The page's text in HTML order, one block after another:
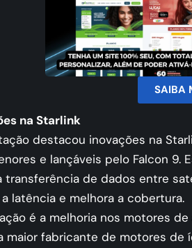
SAIBA
na Starlink
destacou inovações na
e lançáveis pelo Falcon
transferência de dados entre
latência e melhora a cobertura.
é a melhoria nos motores
maior fabricante de motores de